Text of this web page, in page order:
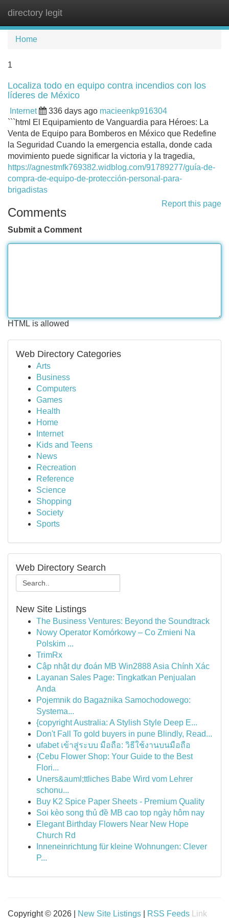
directory legit
Home
1
Localiza todo en equipo contra incendios con los
líderes de México
Internet 336 days ago macieenkp916304
```html El Equipamiento de Vanguardia para Héroes: La
Venta de Equipo para Bomberos en México que Redefine
la Seguridad Cuando la emergencia estalla, donde cada
movimiento puede significar la victoria y la tragedia,
https://agnestmfk769382.widblog.com/91789277/guía-de-
compra-de-equipo-de-protección-personal-para-
brigadistas
Report this page
Comments
Submit a Comment
HTML is allowed
Web Directory Categories
Arts
Business
Computers
Games
Health
Home
Internet
Kids and Teens
News
Recreation
Reference
Science
Shopping
Society
Sports
Web Directory Search
New Site Listings
The Business Ventures: Beyond the Soundtrack
Nowy Operator Komórkowy – Co Zmieni Na
Polskim ...
TrimRx
Cập nhật dự đoán MB Win2888 Asia Chính Xác
Layanan Sales Page: Tingkatkan Penjualan
Anda
Pojemnik do Bagażnika Samochodowego:
Systema...
{copyright Australia: A Stylish Style Deep E...
Don't Fall To gold buyers in pune Blindly, Read...
ufabet เข้าสู่ระบบ มือถือ: วิธีใช้งานบนมือถือ
{Cebu Flower Shop: Your Guide to the Best
Flori...
Uners&auml;ttliches Babe Wird vom Lehrer
schonu...
Buy K2 Spice Paper Sheets - Premium Quality
Soi kèo song thủ đề MB cao top ngày hôm nay
Elegant Birthday Flowers Near New Hope
Church Rd
Inneneinrichtung für kleine Wohnungen: Clever
P...
Copyright © 2026 | New Site Listings RSS Feeds Link